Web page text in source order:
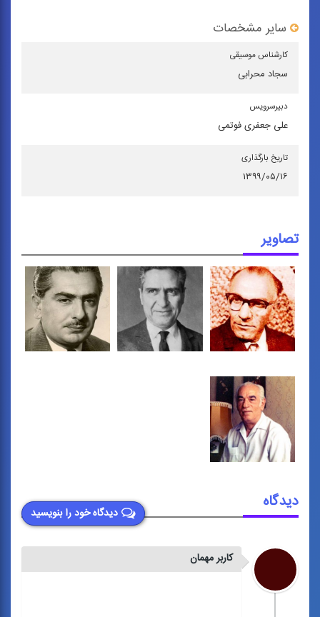
سایر مشخصات
كارشناس موسیقی
سجاد محرابی
دبیرسرویس
علی جعفری فوتمی
تاریخ بارگذاری
۱۳۹۹/۰۵/۱۶
تصاویر
دیدگاه خود را بنویسید
دیدگاه
کاربر مهمان